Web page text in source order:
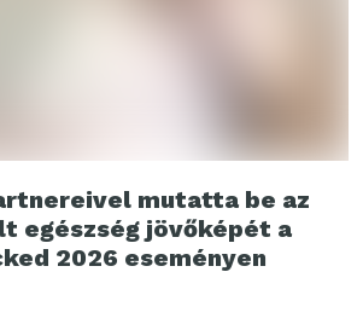
mutatta be az
egészség jövőképét a
2026 eseményen